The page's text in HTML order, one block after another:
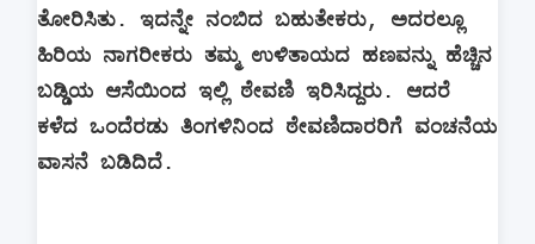
ತೋರಿಸಿತು. ಇದನ್ನೇ ನಂಬಿದ ಬಹುತೇಕರು, ಅದರಲ್ಲೂ
ಹಿರಿಯ ನಾಗರೀಕರು ತಮ್ಮ ಉಳಿತಾಯದ ಹಣವನ್ನು ಹೆಚ್ಚಿನ
ಬಡ್ಡಿಯ ಆಸೆಯಿಂದ ಇಲ್ಲಿ ಠೇವಣಿ ಇರಿಸಿದ್ದರು. ಆದರೆ
ಕಳೆದ ಒಂದೆರಡು ತಿಂಗಳಿನಿಂದ ಠೇವಣಿದಾರರಿಗೆ ವಂಚನೆಯ
ವಾಸನೆ ಬಡಿದಿದೆ.